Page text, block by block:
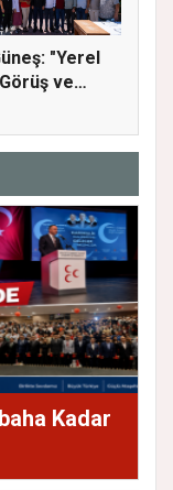
"Yerel
Görüş ve
Kadar